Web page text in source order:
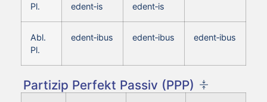
Pl.
edent‑is
edent‑is
Abl.
Pl.
edent‑ibus edent‑ibus edent‑ibus
Partizip Perfekt Passiv (PPP)